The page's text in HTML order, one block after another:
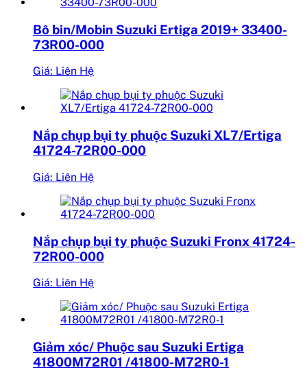
Bô bin/Mobin Suzuki Ertiga 2019+ 33400-
73R00-000
Giá: Liên Hệ
Nắp chụp bụi ty phuộc Suzuki XL7/Ertiga
41724-72R00-000
Giá: Liên Hệ
Nắp chụp bụi ty phuộc Suzuki Fronx 41724-
72R00-000
Giá: Liên Hệ
Giảm xóc/ Phuộc sau Suzuki Ertiga
41800M72R01 /41800-M72R0-1